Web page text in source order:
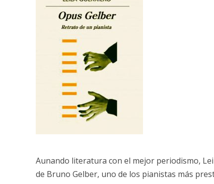
Aunando literatura con el mejor periodismo,
de Bruno Gelber, uno de los pianistas más